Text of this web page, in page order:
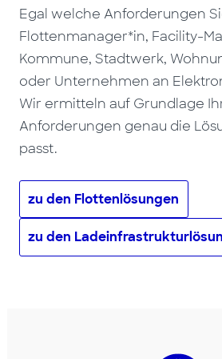
Egal welche Anforderungen
Flottenmanager*in, Facility-
Kommune, Stadtwerk,
oder Unternehmen an
Wir ermitteln auf Grundlage
Anforderungen genau die
passt.
zu den Flottenlösungen
zu den